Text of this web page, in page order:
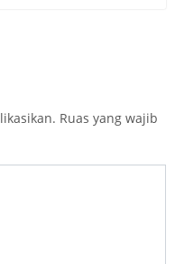
Ruas yang wajib